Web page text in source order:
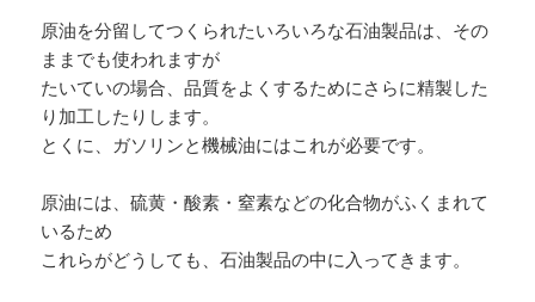
原油を分留してつくられたいろいろな石油製品は、その
ままでも使われますが
たいていの場合、品質をよくするためにさらに精製した
り加工したりします。
とくに、ガソリンと機械油にはこれが必要です。
原油には、硫黄・酸素・窒素などの化合物がふくまれて
いるため
これらがどうしても、石油製品の中に入ってきます。